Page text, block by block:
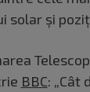
solar și
BBC: „Cât